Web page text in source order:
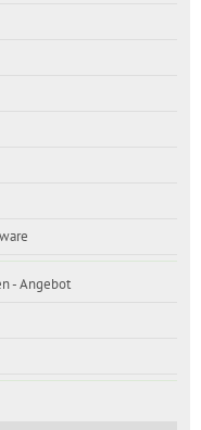
- Angebot